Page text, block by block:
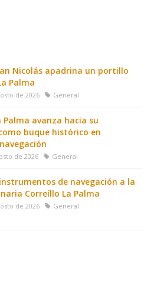
Nicolás apadrina un portillo
Palma
de 2026 General
Palma avanza hacia su
buque histórico en
de 2026 General
de navegación a la
Correíllo La Palma
de 2026 General